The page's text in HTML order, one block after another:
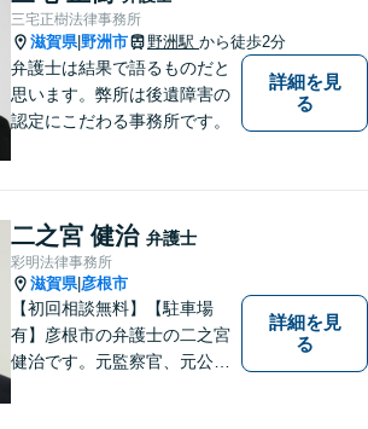
に合った解決を図ってまいり
ます。お気軽にご相談くださ
い。
三宅正樹法律事務所
滋賀県| 野洲市 野洲駅 から徒歩2分
弁護士は結果で語るものだと
思います。弊所は後遺障害の
認定にこだわる事務所です。
詳細を見
る
二之宮 健治 弁護士
彩明法律事務所
滋賀県| 彦根市
【初回相談無料】【駐車場
有】彦根市の弁護士の二之宮
健治です。元監察官、元公務
詳細を見
る